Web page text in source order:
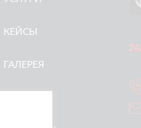
КЕЙСЫ
ГАЛЕРЕЯ